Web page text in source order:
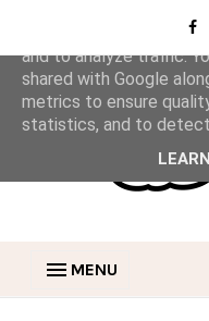
MENU
This site uses cookies
and to analyze traffic.
shared with Google
metrics to ensure
statistics, and to detect